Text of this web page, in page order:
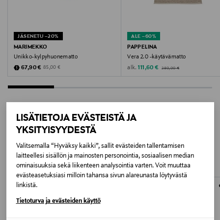
LISÄTIETOJA EVÄSTEISTÄ JA
YKSITYISYYDESTÄ
Valitsemalla “Hyväksy kaikki”, sallit evästeiden tallentamisen
laitteellesi sisällön ja mainosten personointia, sosiaalisen median
ominaisuuksia sekä liikenteen analysointia varten. Voit muuttaa
evästeasetuksiasi milloin tahansa sivun alareunasta löytyvästä
linkistä.
Tietoturva ja evästeiden käyttö
Ruotsi
Valmistajan tuotenumero
CR6P715
PAPPELINA AB
Valmistajan osoite
Ryssnäsgatan 8, 504 64 Borås, Sweden
Digitaalinen osoite
info@pappelina.com
JÄSENETU –20%
MARIMEKKO
Unikko-kylpyhuonematto
Discounted Price
67,90 € Original Price
85,00 €
ALE –60%
PAPPELINA
Vera 2.0 -käytävämatto
alk. Discounted Price
111,60 € Original Price
280,00 €
LISÄÄ KIINNOSTAVIA
TUOTTEITA